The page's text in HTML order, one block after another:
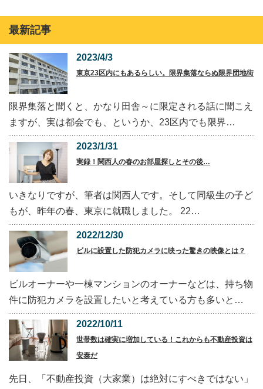
最新記事
2023/4/3
東京23区内にもあるらしい。限界集落ならぬ限界団地街
限界集落と聞くと、かなり田舎～に限定される話に聞こえ
ますが、実は都会でも、というか、23区内でも限界…
2023/1/31
実録！関西人の春のお部屋探しとその後…
いきなりですが、筆者は関西人です。そして同級生の子ど
もが、昨年の春、東京に就職しました。 22…
2022/12/30
ビルに設置した防犯カメラに映った驚きの映像とは？
ビルオーナーや一棟マンションのオーナーなどは、持ち物
件に防犯カメラを設置したいと考えている方も多いと…
2022/10/11
世帯数は確実に増加している！これからも不動産投資は
安泰だ
先日、「不動産投資（大家業）は絶対にすべきではない」